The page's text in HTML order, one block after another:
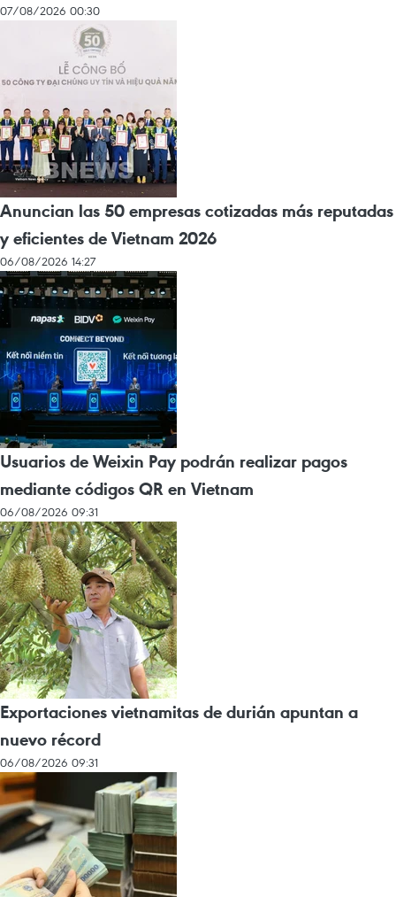
07/08/2026 00:30
Anuncian las 50 empresas cotizadas más reputadas
y eficientes de Vietnam 2026
06/08/2026 14:27
Usuarios de Weixin Pay podrán realizar pagos
mediante códigos QR en Vietnam
06/08/2026 09:31
Exportaciones vietnamitas de durián apuntan a
nuevo récord
06/08/2026 09:31